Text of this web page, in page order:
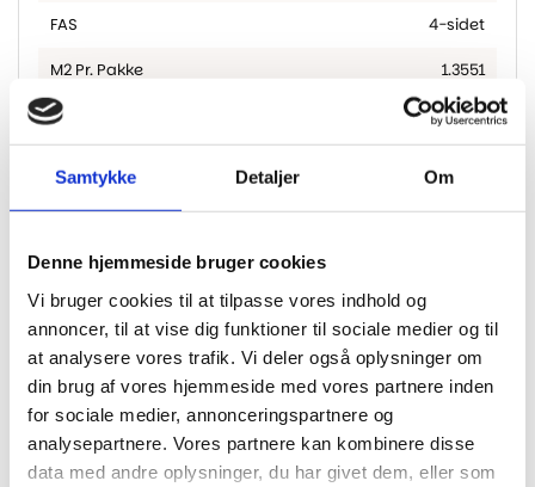
Samtykke Detaljer Om
Denne hjemmeside bruger cookies
Vi bruger cookies til at tilpasse vores indhold og
annoncer, til at vise dig funktioner til sociale medier og til
at analysere vores trafik. Vi deler også oplysninger om
din brug af vores hjemmeside med vores partnere inden
for sociale medier, annonceringspartnere og
analysepartnere. Vores partnere kan kombinere disse
data med andre oplysninger, du har givet dem, eller som
FAS 4-sidet
M2 Pr. Pakke 1.3551
Garanti Bolig 25 år
Garanti Erhverv
Tykkelse I Mm
Har du husket?